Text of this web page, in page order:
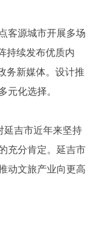
源城市开展多场
持续发布优质内
务新媒体。设计推
元化选择。
吉市近年来坚持
充分肯定。延吉市
动文旅产业向更高